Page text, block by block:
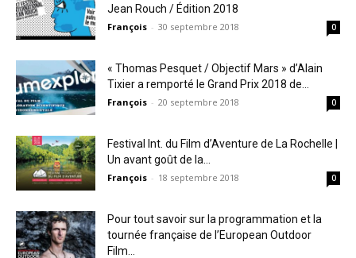
Jean Rouch / Édition 2018
François - 30 septembre 2018 0
« Thomas Pesquet / Objectif Mars » d’Alain
Tixier a remporté le Grand Prix 2018 de...
François - 20 septembre 2018 0
Festival Int. du Film d’Aventure de La Rochelle |
Un avant goût de la...
François - 18 septembre 2018 0
Pour tout savoir sur la programmation et la
tournée française de l’European Outdoor
Film...